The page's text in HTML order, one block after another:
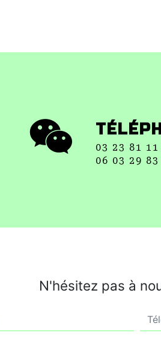
03 23 81
06 03 29
N'hésitez pas à